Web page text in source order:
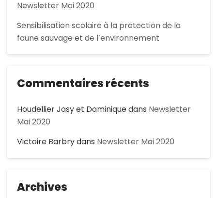
Newsletter Mai 2020
Sensibilisation scolaire à la protection de la
faune sauvage et de l’environnement
Commentaires récents
Houdellier Josy et Dominiquedans Newsletter
Mai 2020
Victoire Barbrydans Newsletter Mai 2020
Archives